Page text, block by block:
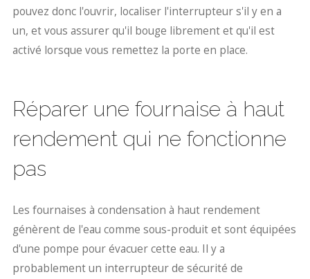
pouvez donc l'ouvrir, localiser l'interrupteur s'il y en a
un, et vous assurer qu'il bouge librement et qu'il est
activé lorsque vous remettez la porte en place.
Réparer une fournaise à haut
rendement qui ne fonctionne
pas
Les fournaises à condensation à haut rendement
génèrent de l'eau comme sous-produit et sont équipées
d'une pompe pour évacuer cette eau. Il y a
probablement un interrupteur de sécurité de